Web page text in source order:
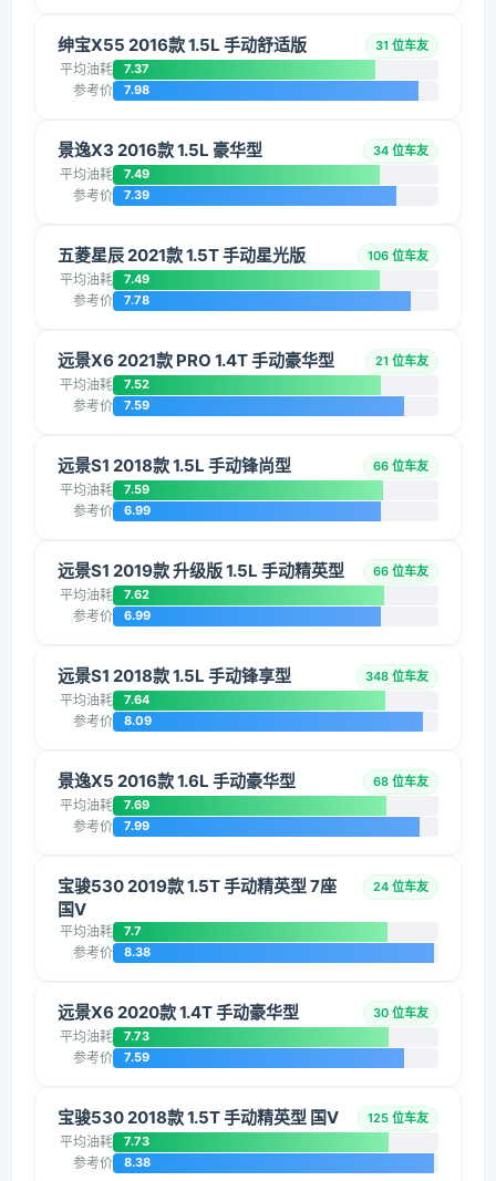
绅宝X55 2016款 1.5L 手动舒适版 31 位车友
平均油耗 7.37
参考价 7.98
景逸X3 2016款 1.5L 豪华型 34 位车友
平均油耗 7.49
参考价 7.39
五菱星辰 2021款 1.5T 手动星光版 106 位车友
平均油耗 7.49
参考价 7.78
远景X6 2021款 PRO 1.4T 手动豪华型 21 位车友
平均油耗 7.52
参考价 7.59
远景S1 2018款 1.5L 手动锋尚型 66 位车友
平均油耗 7.59
参考价 6.99
远景S1 2019款 升级版 1.5L 手动精英型 66 位车友
平均油耗 7.62
参考价 6.99
远景S1 2018款 1.5L 手动锋享型 348 位车友
平均油耗 7.64
参考价 8.09
景逸X5 2016款 1.6L 手动豪华型 68 位车友
平均油耗 7.69
参考价 7.99
宝骏530 2019款 1.5T 手动精英型 7座
国V
24 位车友
平均油耗 7.7
参考价 8.38
远景X6 2020款 1.4T 手动豪华型 30 位车友
平均油耗 7.73
参考价 7.59
宝骏530 2018款 1.5T 手动精英型 国V 125 位车友
平均油耗 7.73
参考价 8.38